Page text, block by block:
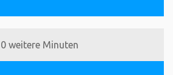
weitere Minuten